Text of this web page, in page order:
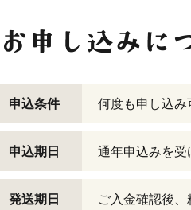
申込条件 何度も申し込み
申込期日 通年申込みを受
発送期日
ご入金確認後